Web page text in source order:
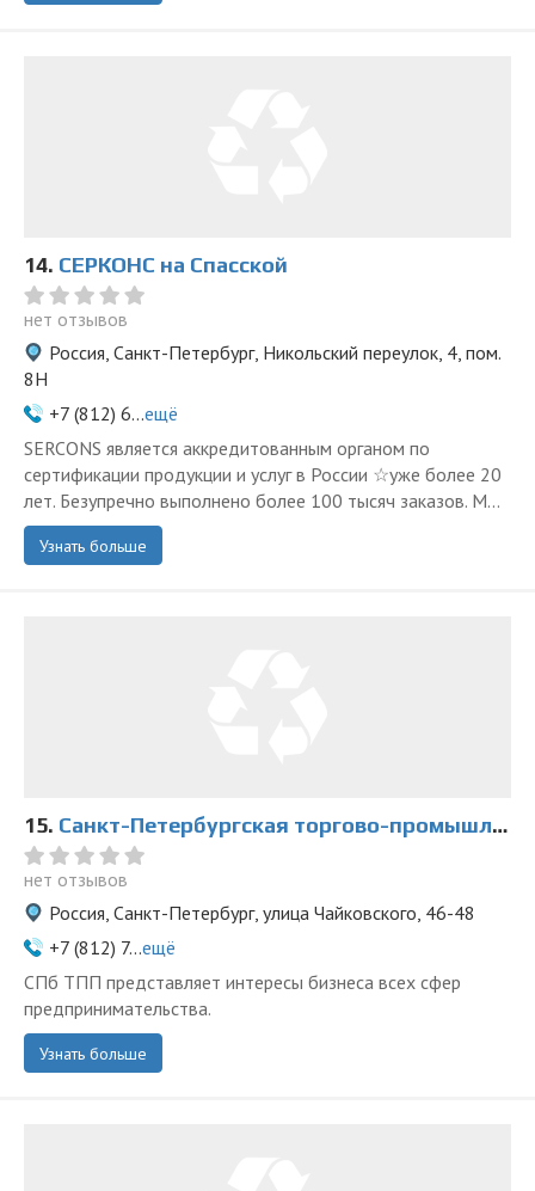
14. СЕРКОНС на Спасской
нет отзывов
Россия, Санкт-Петербург, Никольский переулок, 4, пом.
8Н
+7 (812) 6...ещё
SERCONS является аккредитованным органом по
сертификации продукции и услуг в России ☆уже более 20
лет. Безупречно выполнено более 100 тысяч заказов. М...
Узнать больше
15. Санкт-Петербургская торгово-промышленная палата
нет отзывов
Россия, Санкт-Петербург, улица Чайковского, 46-48
+7 (812) 7...ещё
СПб ТПП представляет интересы бизнеса всех сфер
предпринимательства.
Узнать больше